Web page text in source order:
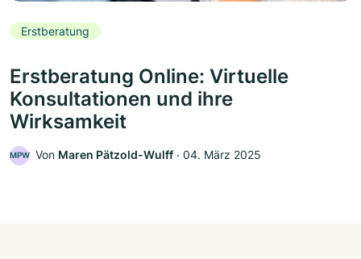
Erstberatung
Erstberatung Online: Virtuelle
Konsultationen und ihre
Wirksamkeit
MPW Von Maren Pätzold-Wulff ‧ 04. März 2025